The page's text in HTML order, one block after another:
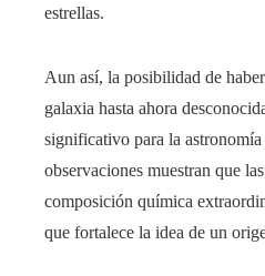
estrellas.
Aun así, la posibilidad de
galaxia hasta ahora
significativo para la
observaciones muestran que
composición química
que fortalece la idea de un